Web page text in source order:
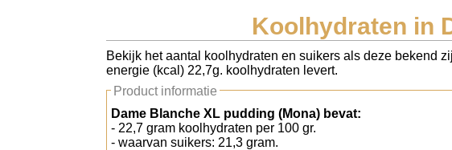
Koolhydraten tellen
Koolhydraten in
Bekijk het aantal koolhydraten en suikers als deze bekend
energie (kcal) 22,7g. koolhydraten levert.
Product informatie
Dame Blanche XL pudding (Mona) bevat:
- 22,7 gram koolhydraten per 100 gr.
- waarvan suikers: 21,3 gram.